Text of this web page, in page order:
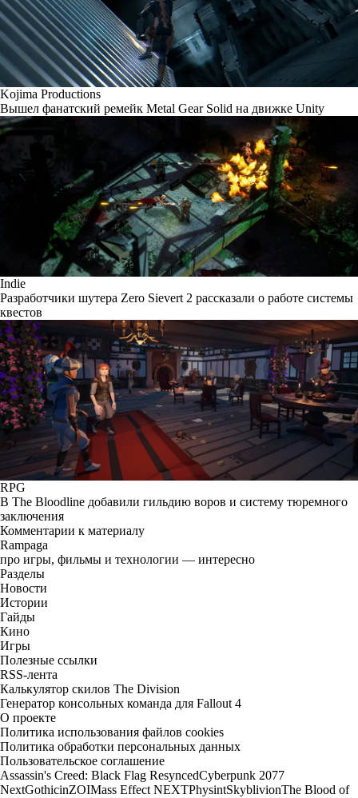
Kojima Productions
Вышел фанатский ремейк Metal Gear Solid на движке Unity
Indie
Разработчики шутера Zero Sievert 2 рассказали о работе системы
квестов
RPG
В The Bloodline добавили гильдию воров и систему тюремного
заключения
Комментарии к материалу
Rampaga
про игры, фильмы и технологии — интересно
Разделы
Новости
Истории
Гайды
Кино
Игры
Полезные ссылки
RSS-лента
Калькулятор скилов The Division
Генератор консольных команда для Fallout 4
О проекте
Политика использования файлов cookies
Политика обработки персональных данных
Пользовательское соглашение
Assassin's Creed: Black Flag ResyncedCyberpunk 2077
NextGothicinZOIMass Effect NEXTPhysintSkyblivionThe Blood of